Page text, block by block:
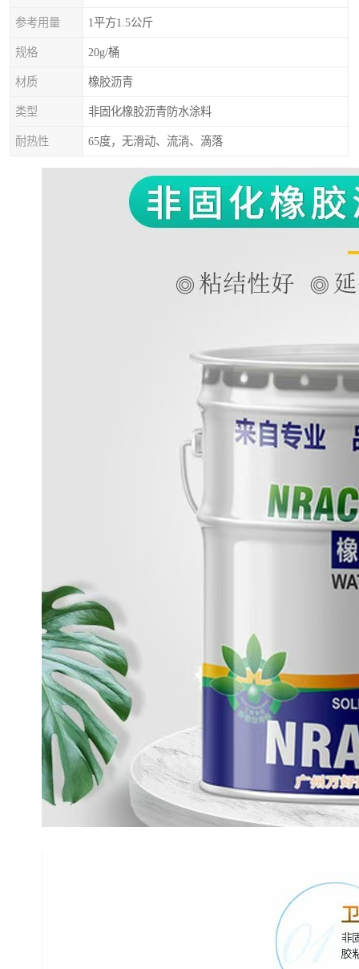
参考用量 1平方1.5公斤
规格 20g/桶
材质 橡胶沥青
类型 非固化橡胶沥青防水涂料
耐热性 65度，无滑动、流淌、滴落